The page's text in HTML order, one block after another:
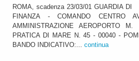
ROMA, scadenza 23/03/01 GUARDIA DI
FINANZA - COMANDO CENTRO
AMMINISTRAZIONE AEROPORTO
PRATICA DI MARE N. 45 - 00040 -
BANDO INDICATIVO:... continua